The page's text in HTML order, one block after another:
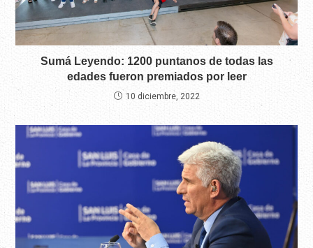
Sumá Leyendo: 1200 puntanos de todas las
edades fueron premiados por leer
10 diciembre, 2022